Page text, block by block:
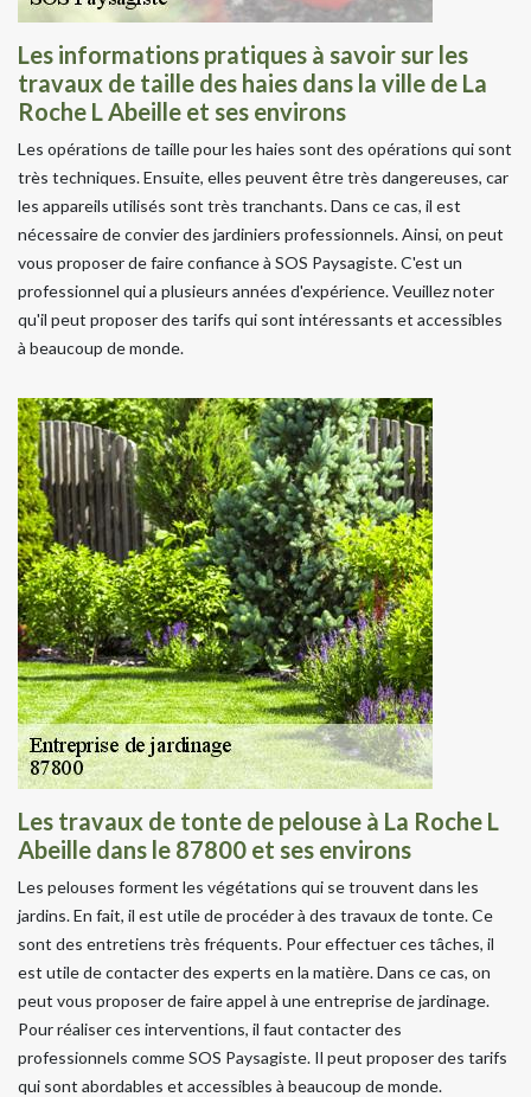
Les informations pratiques à savoir sur les
travaux de taille des haies dans la ville de La
Roche L Abeille et ses environs
Les opérations de taille pour les haies sont des opérations qui sont
très techniques. Ensuite, elles peuvent être très dangereuses, car
les appareils utilisés sont très tranchants. Dans ce cas, il est
nécessaire de convier des jardiniers professionnels. Ainsi, on peut
vous proposer de faire confiance à SOS Paysagiste. C'est un
professionnel qui a plusieurs années d'expérience. Veuillez noter
qu'il peut proposer des tarifs qui sont intéressants et accessibles
à beaucoup de monde.
Les travaux de tonte de pelouse à La Roche L
Abeille dans le 87800 et ses environs
Les pelouses forment les végétations qui se trouvent dans les
jardins. En fait, il est utile de procéder à des travaux de tonte. Ce
sont des entretiens très fréquents. Pour effectuer ces tâches, il
est utile de contacter des experts en la matière. Dans ce cas, on
peut vous proposer de faire appel à une entreprise de jardinage.
Pour réaliser ces interventions, il faut contacter des
professionnels comme SOS Paysagiste. Il peut proposer des tarifs
qui sont abordables et accessibles à beaucoup de monde.